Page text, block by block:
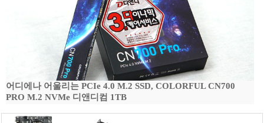
어디에나 어울리는 PCIe 4.0 M.2 SSD, COLORFUL CN700
PRO M.2 NVMe 디앤디컴 1TB